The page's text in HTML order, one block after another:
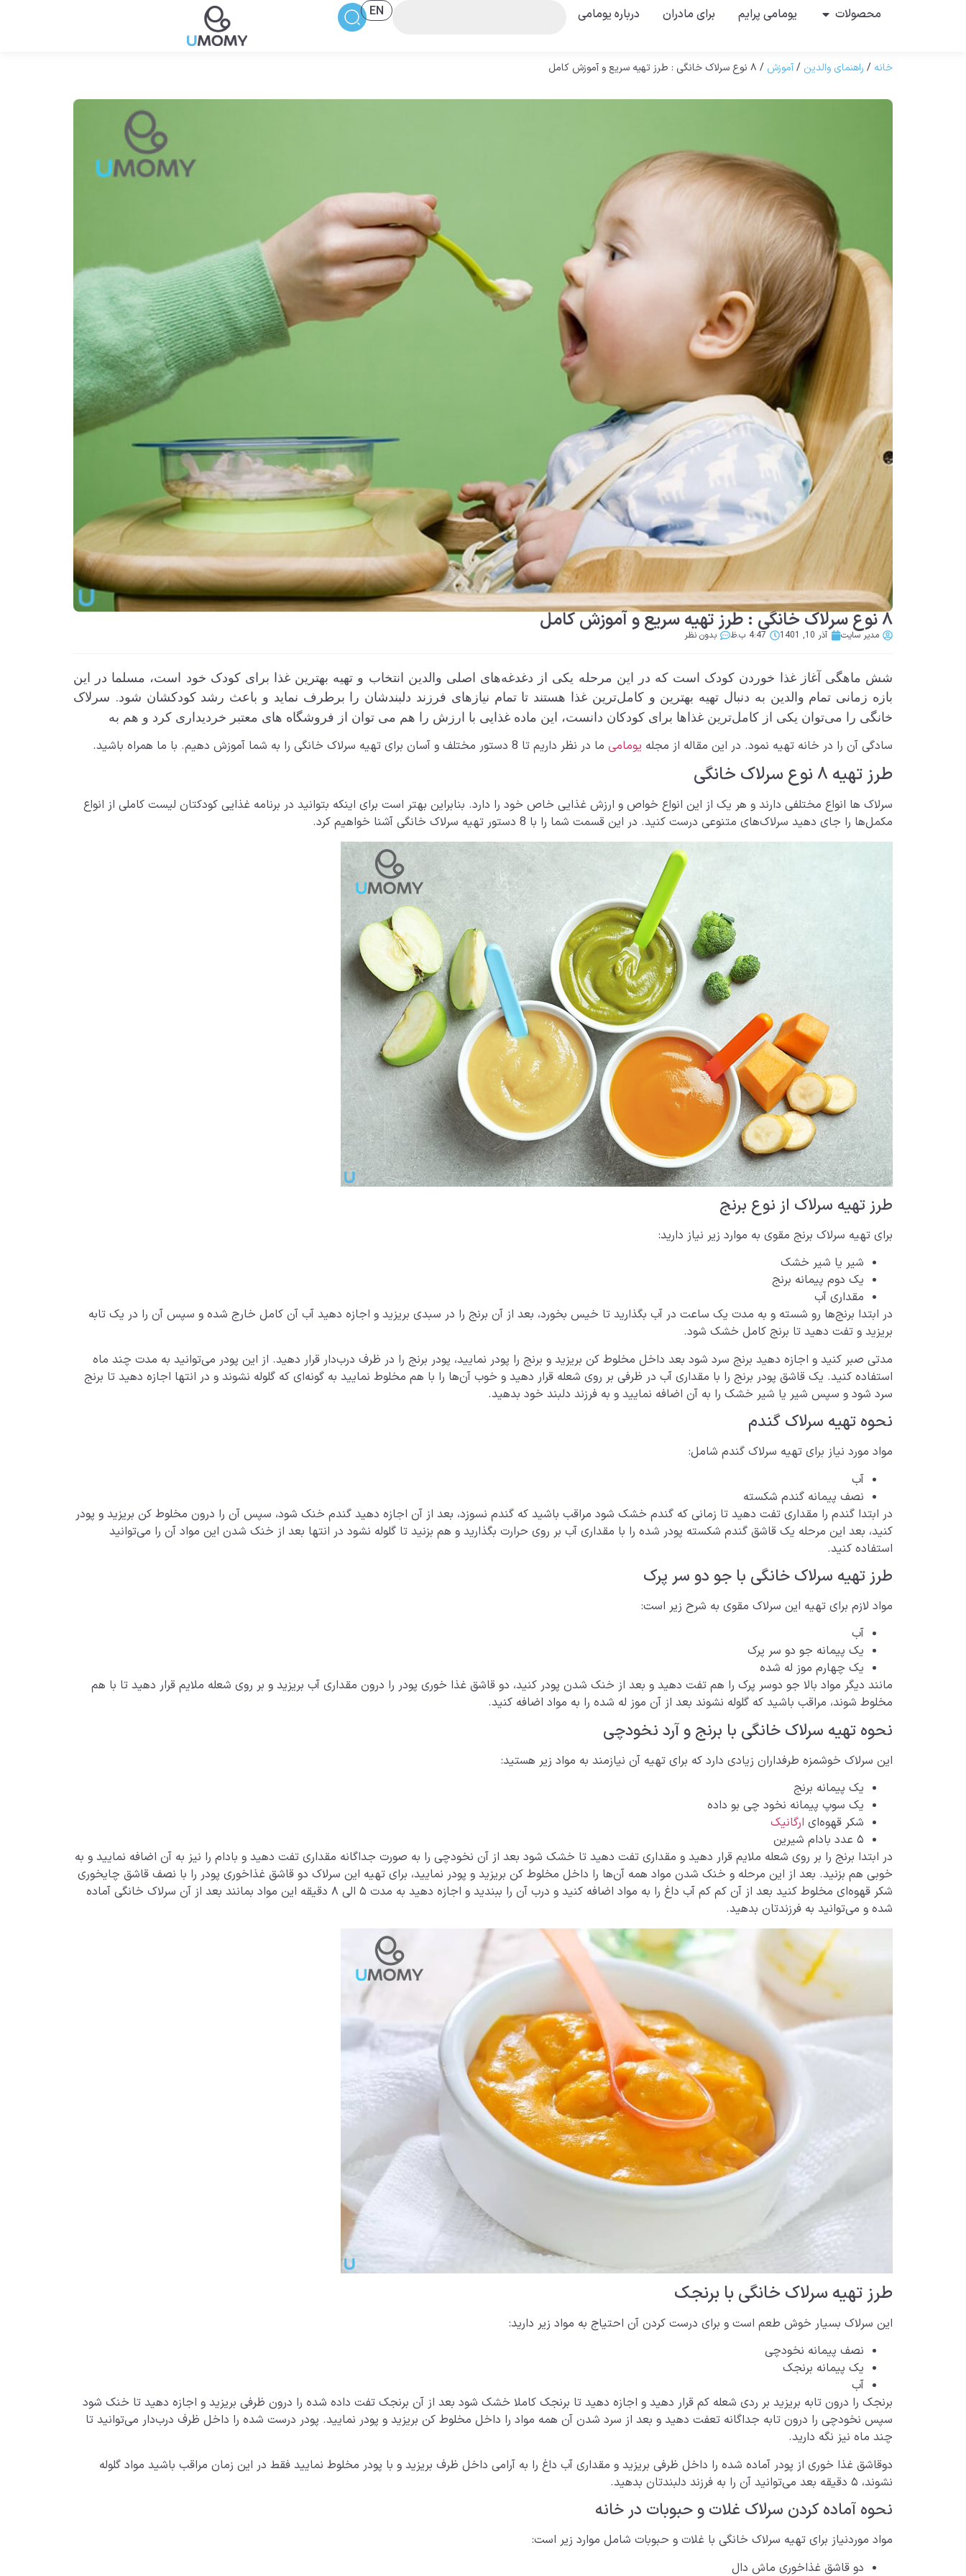
محصولات یومامی پرایم برای مادران درباره یومامی EN
خانه / راهنمای والدین /آموزش / ۸ نوع سرلاک خانگی : طرز تهیه سریع و آموزش کامل
۸ نوع سرلاک خانگی : طرز تهیه سریع و آموزش کامل
مدیر سایت آذر 10, 1401 4:47 ب.ظ بدون نظر
شش ماهگی آغاز غذا خوردن کودک است که در این مرحله یکی از دغدغه‌های اصلی والدین انتخاب و تهیه بهترین غذا برای کودک خود است، مسلما در این
بازه زمانی تمام والدین به دنبال تهیه بهترین و کامل‌ترین غذا هستند تا تمام نیاز‌های فرزند دلبندشان را برطرف نماید و باعث رشد کودکشان شود. سرلاک
خانگی را می‌توان یکی از کامل‌ترین غذاها برای کودکان دانست، این ماده غذایی با ارزش را هم می توان از فروشگاه های معتبر خردیداری کرد و هم به
سادگی آن را در خانه تهیه نمود. در این مقاله از مجله یومامی ما در نظر داریم تا 8 دستور مختلف و آسان برای تهیه سرلاک خانگی را به شما آموزش دهیم. با ما همراه باشید.
طرز تهیه ۸ نوع سرلاک خانگی
سرلاک ها انواع مختلفی دارند و هر یک از این انواع خواص و ارزش غذایی خاص خود را دارد. بنابراین بهتر است برای اینکه بتوانید در برنامه غذایی کودکتان لیست کاملی از انواع
مکمل‌ها را جای دهید سرلاک‌های متنوعی درست کنید. در این قسمت شما را با 8 دستور تهیه سرلاک خانگی آشنا خواهیم کرد.
طرز تهیه سرلاک از نوع برنج
برای تهیه سرلاک برنج مقوی به موارد زیر نیاز دارید:
شیر یا شیر خشک
یک دوم پیمانه برنج
مقداری آب
در ابتدا برنج‌ها رو شسته و به مدت یک ساعت در آب بگذارید تا خیس بخورد، بعد از آن برنج را در سبدی بریزید و اجازه دهید آب آن کامل خارج شده و سپس آن را در یک تابه
بریزید و تفت دهید تا برنج کامل خشک شود.
مدتی صبر کنید و اجازه دهید برنج سرد شود بعد داخل مخلوط کن بریزید و برنج را پودر نمایید، پودر برنج را در ظرف درب‌دار قرار دهید. از این پودر می‌توانید به مدت چند ماه
استفاده کنید. یک قاشق پودر برنج را با مقداری آب در ظرفی بر روی شعله قرار دهید و خوب آن‌ها را با هم مخلوط نمایید به گونه‌ای که گلوله نشوند و در انتها اجازه دهید تا برنج
سرد شود و سپس شیر یا شیر خشک را به آن اضافه نمایید و به فرزند دلبند خود بدهید.
نحوه تهیه سرلاک گندم
مواد مورد نیاز برای تهیه سرلاک گندم شامل:
آب
نصف پیمانه گندم شکسته
در ابتدا گندم را مقداری تفت دهید تا زمانی که گندم خشک شود مراقب باشید که گندم نسوزد، بعد از آن اجازه دهید گندم خنک شود، سپس آن را درون مخلوط کن بریزید و پودر
کنید، بعد این مرحله یک قاشق گندم شکسته پودر شده را با مقداری آب بر روی حرارت بگذارید و هم بزنید تا گلوله نشود در انتها بعد از خنک شدن این مواد آن را می‌توانید
استفاده کنید.
طرز تهیه سرلاک خانگی با جو دو سر پرک
مواد لازم برای تهیه این سرلاک مقوی به شرح زیر است:
آب
یک پیمانه جو دو سر پرک
یک چهارم موز له شده
مانند دیگر مواد بالا جو دوسر پرک را هم تفت دهید و بعد از خنک شدن پودر کنید، دو قاشق غذا خوری پودر را درون مقداری آب بریزید و بر روی شعله ملایم قرار دهید تا با هم
مخلوط شوند، مراقب باشید که گلوله نشوند بعد از آن موز له شده را به مواد اضافه کنید.
نحوه تهیه سرلاک خانگی با برنج و آرد نخودچی
این سرلاک خوشمزه طرفداران زیادی دارد که برای تهیه آن نیازمند به مواد زیر هستید:
یک پیمانه برنج
یک سوپ پیمانه نخود چی بو داده
شکر قهوه‌ای ارگانیک
۵ عدد بادام شیرین
در ابتدا برنج را بر روی شعله ملایم قرار دهید و مقداری تفت دهید تا خشک شود بعد از آن نخودچی را به صورت جداگانه مقداری تفت دهید و بادام را نیز به آن اضافه نمایید و به
خوبی هم بزنید. بعد از این مرحله و خنک شدن مواد همه آن‌ها را داخل مخلوط کن بریزید و پودر نمایید، برای تهیه این سرلاک دو قاشق غذاخوری پودر را با نصف قاشق چایخوری
شکر قهوه‌ای مخلوط کنید بعد از آن کم کم آب داغ را به مواد اضافه کنید و درب آن را ببندید و اجازه دهید به مدت ۵ الی ۸ دقیقه این مواد بمانند بعد از آن سرلاک خانگی آماده
شده و می‌توانید به فرزندتان بدهید.
طرز تهیه سرلاک خانگی با برنجک
این سرلاک بسیار خوش طعم است و برای درست کردن آن احتیاج به مواد زیر دارید:
نصف پیمانه نخودچی
یک پیمانه برنجک
آب
برنجک را درون تابه بریزید بر ردی شعله کم قرار دهید و اجازه دهید تا برنجک کاملا خشک شود بعد از آن برنجک تفت داده شده را درون ظرفی بریزید و اجازه دهید تا خنک شود
سپس نخودچی را درون تابه جداگانه تعفت دهید و بعد از سرد شدن آن همه مواد را داخل مخلوط کن بریزید و پودر نمایید. پودر درست شده را داخل ظرف درب‌دار می‌توانید تا
چند ماه نیز نگه دارید.
دوقاشق غذا خوری از پودر آماده شده را داخل ظرفی بریزید و مقداری آب داغ را به آرامی داخل ظرف بریزید و با پودر مخلوط نمایید فقط در این زمان مراقب باشید مواد گلوله
نشوند، ۵ دقیقه بعد می‌توانید آن را به فرزند دلبندتان بدهید.
نحوه آماده کردن سرلاک غلات و حبوبات در خانه
مواد موردنیاز برای تهیه سرلاک خانگی با غلات و حبوبات شامل موارد زیر است:
دو قاشق غذاخوری ماش دال